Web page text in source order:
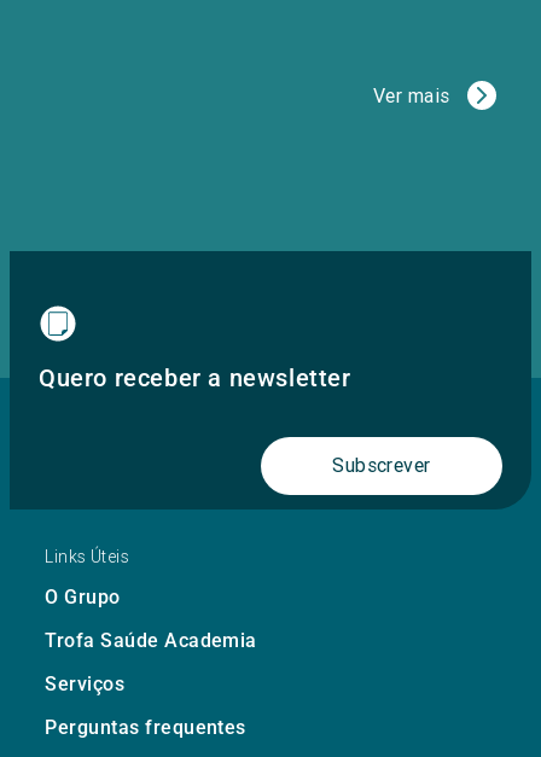
Ver mais
Quero receber a newsletter
Subscrever
Links Úteis
O Grupo
Trofa Saúde Academia
Serviços
Perguntas frequentes